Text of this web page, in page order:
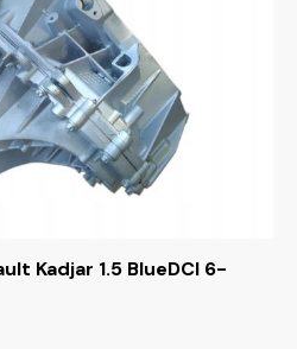
Kadjar 1.5 BlueDCI 6-